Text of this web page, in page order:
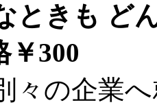
ときも ど
￥300
々の企業